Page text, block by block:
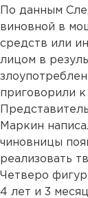
По данным
виновной в
средств или
лицом в
приговорили
Маркин
чиновницы
реализовать
Четверо
4 лет и 3